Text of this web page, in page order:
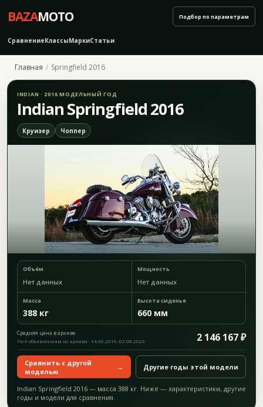
BAZAMOTO
СравнениеКлассыМаркиСтатьи
Подбор по параметрам
Главная Springfield 2016
INDIAN · 2016 МОДЕЛЬНЫЙ ГОД
Indian Springfield 2016
Круизер Чоппер
Объём
Нет данных
Мощность
Нет данных
Масса
388 кг
Высота сиденья
660 мм
Средняя цена в архиве 2 146 167 ₽
По 6 объявлениям из архива · 14.06.2019–02.08.2026
Сравнить с другой
моделью
→ Другие годы этой модели
Indian Springfield 2016 — масса 388 кг. Ниже — характеристики, другие
годы и модели для сравнения.